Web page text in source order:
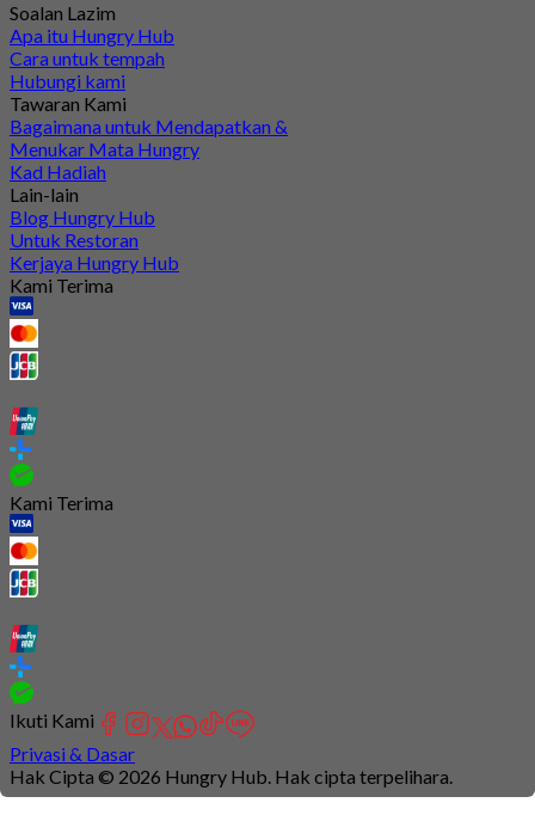
Soalan Lazim
Apa itu Hungry Hub
Cara untuk tempah
Hubungi kami
Tawaran Kami
Bagaimana untuk Mendapatkan &
Menukar Mata Hungry
Kad Hadiah
Lain-lain
Blog Hungry Hub
Untuk Restoran
Kerjaya Hungry Hub
Kami Terima
Kami Terima
Ikuti Kami
Privasi & Dasar
Hak Cipta © 2026 Hungry Hub. Hak cipta terpelihara.
Connection